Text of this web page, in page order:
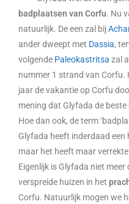
badplaatsen van Corfu. Nu
natuurlijk. De een zal bij
ander dweept met Dassia,
volgende Paleokastritsa zal
nummer 1 strand van Corfu.
jaar de vakantie op Corfu
mening dat Glyfada de
Hoe dan ook, de term
Glyfada heeft inderdaad een
maar het heeft maar
Eigenlijk is Glyfada niet
verspreide huizen in het
Corfu. Natuurlijk mogen we